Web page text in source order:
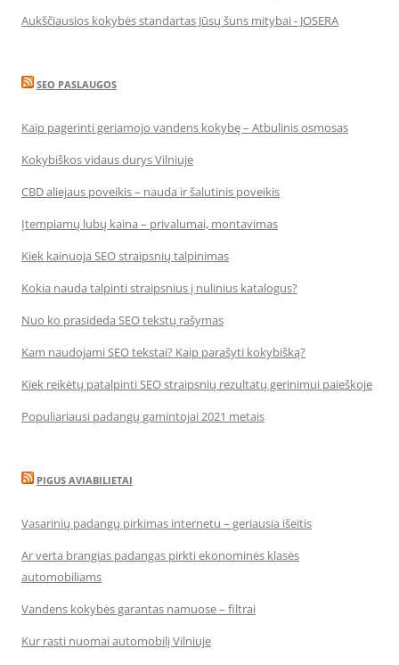
Aukščiausios kokybės standartas Jūsų šuns mitybai - JOSERA
SEO PASLAUGOS
Kaip pagerinti geriamojo vandens kokybę – Atbulinis osmosas
Kokybiškos vidaus durys Vilniuje
CBD aliejaus poveikis – nauda ir šalutinis poveikis
Įtempiamų lubų kaina – privalumai, montavimas
Kiek kainuoja SEO straipsnių talpinimas
Kokia nauda talpinti straipsnius į nulinius katalogus?
Nuo ko prasideda SEO tekstų rašymas
Kam naudojami SEO tekstai? Kaip parašyti kokybišką?
Kiek reikėtų patalpinti SEO straipsnių rezultatų gerinimui paieškoje
Populiariausi padangų gamintojai 2021 metais
PIGUS AVIABILIETAI
Vasarinių padangų pirkimas internetu – geriausia išeitis
Ar verta brangias padangas pirkti ekonominės klasės
automobiliams
Vandens kokybės garantas namuose – filtrai
Kur rasti nuomai automobilį Vilniuje